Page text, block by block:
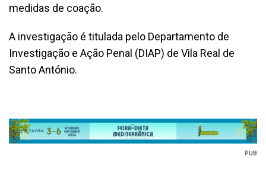
medidas de coação.
A investigação é titulada pelo Departamento de
Investigação e Ação Penal (DIAP) de Vila Real de
Santo António.
PUB